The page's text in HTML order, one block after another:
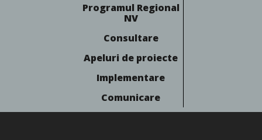
Programul Regional
NV
Consultare
Apeluri de proiecte
Implementare
Comunicare